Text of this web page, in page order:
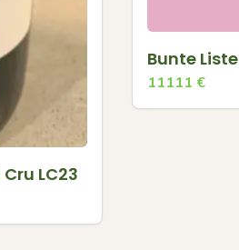
LC23
Bunte Liste
11111 €